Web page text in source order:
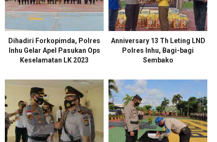
Dihadiri Forkopimda, Polres
Inhu Gelar Apel Pasukan Ops
Keselamatan LK 2023
Anniversary 13 Th Leting LND
Polres Inhu, Bagi-bagi
Sembako